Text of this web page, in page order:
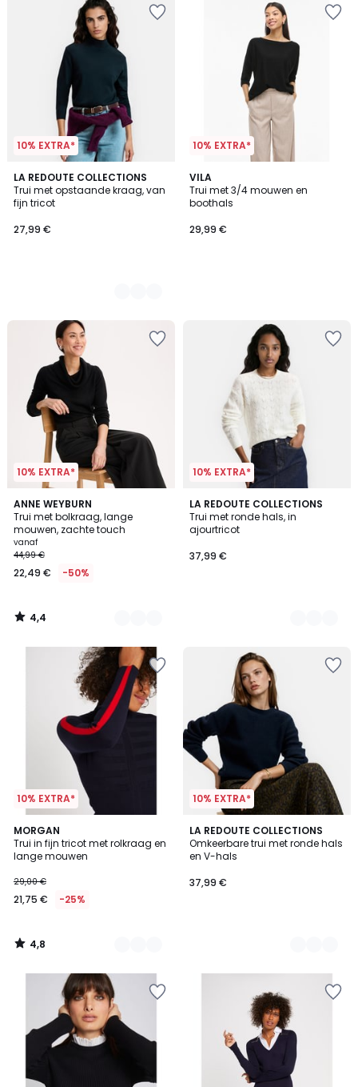
10% EXTRA*
LA REDOUTE COLLECTIONS
Trui met opstaande kraag, van
fijn tricot
27,99 €
4
Kleuren
10% EXTRA*
VILA
Trui met 3/4 mouwen en
boothals
29,99 €
10% EXTRA*
ANNE WEYBURN
Trui met bolkraag, lange
mouwen, zachte touch
vanaf
44,99 €
22,49 € -50%
4,4
/ 5
4
Kleuren
4,4
/
10% EXTRA*
LA REDOUTE COLLECTIONS
Trui met ronde hals, in
ajourtricot
37,99 €
4
Kleuren
10% EXTRA*
MORGAN
Trui in fijn tricot met rolkraag en
lange mouwen
29,00 €
21,75 € -25%
4,8
/ 5
2
Kleuren
4,8
/
10% EXTRA*
LA REDOUTE COLLECTIONS
Omkeerbare trui met ronde hals
en V-hals
37,99 €
4
Kleuren